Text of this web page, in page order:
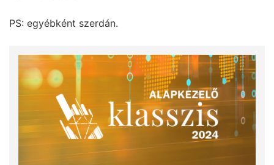
PS: egyébként szerdán.